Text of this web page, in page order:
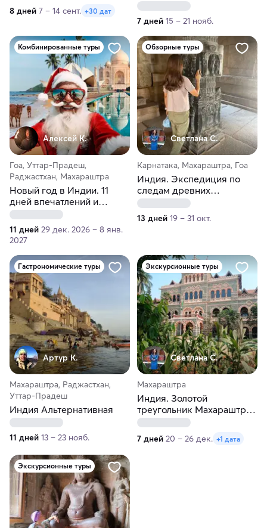
8 дней 7 – 14 сент. +30 дат
7 дней 15 – 21 нояб.
Комбинированные туры
Алексей К.
Гоа, Уттар-Прадеш,
Раджастхан, Махараштра
Новый год в Индии. 11
дней впечатлений и
перезагрузки
11 дней 29 дек. 2026 – 8 янв.
2027
Обзорные туры
Светлана С.
Карнатака, Махараштра, Гоа
Индия. Экспедиция по
следам древних
королевств: Махараштра и
Карнатака
13 дней 19 – 31 окт.
Гастрономические туры
Артур К.
Махараштра, Раджастхан,
Уттар-Прадеш
Индия Альтернативная
11 дней 13 – 23 нояб.
Экскурсионные туры
Светлана С.
Махараштра
Индия. Золотой
треугольник Махараштры
и пещерные храмы
Аджанты-Эллоры
7 дней 20 – 26 дек. +1 дата
Экскурсионные туры